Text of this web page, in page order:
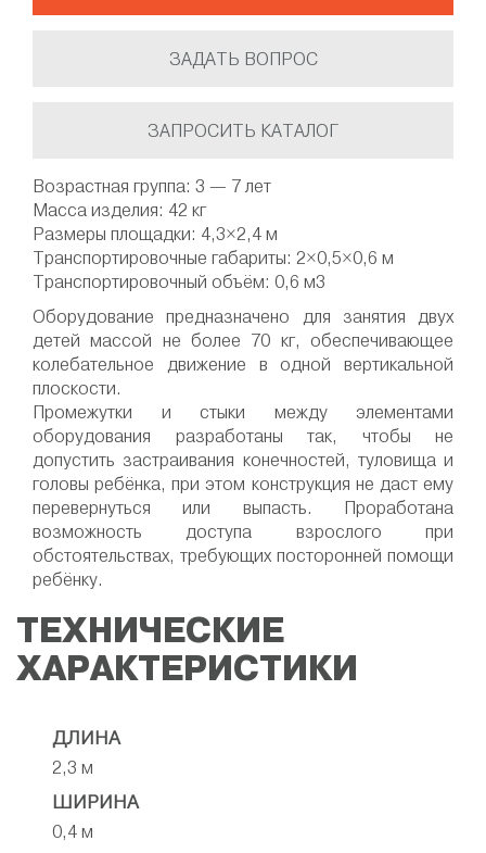
ЗАДАТЬ ВОПРОС
ЗАПРОСИТЬ КАТАЛОГ
Возрастная группа: 3 — 7 лет
Масса изделия: 42 кг
Размеры площадки: 4,3×2,4 м
Транспортировочные габариты: 2×0,5×0,6 м
Транспортировочный объём: 0,6 м3
Оборудование предназначено для занятия двух
детей массой не более 70 кг, обеспечивающее
колебательное движение в одной вертикальной
плоскости.
Промежутки и стыки между элементами
оборудования разработаны так, чтобы не
допустить застраивания конечностей, туловища и
головы ребёнка, при этом конструкция не даст ему
перевернуться или выпасть. Проработана
возможность доступа взрослого при
обстоятельствах, требующих посторонней помощи
ребёнку.
ТЕХНИЧЕСКИЕ
ХАРАКТЕРИСТИКИ
ДЛИНА
2,3 м
ШИРИНА
0,4 м